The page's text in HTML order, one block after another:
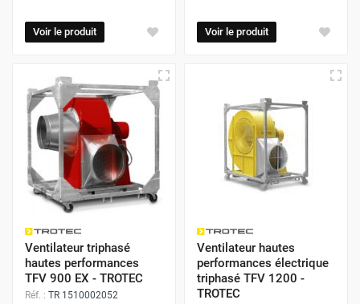
Voir le produit Voir le produit
Ventilateur triphasé
hautes performances
TFV 900 EX - TROTEC
Réf. : TR 1510002052
Ventilateur hautes
performances électrique
triphasé TFV 1200 -
TROTEC